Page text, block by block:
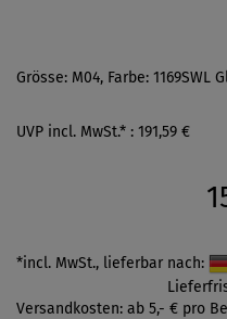
Grösse: M04, Farbe:
UVP incl. MwSt.* : 191,59 €
*incl. MwSt., lieferbar nach:
Versandkosten: ab 5,- € pro